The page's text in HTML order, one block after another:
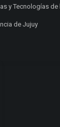
y Tecnologías de
de Jujuy